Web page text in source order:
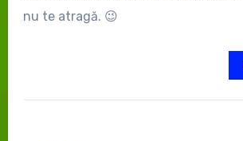
nu te atragă. 😉